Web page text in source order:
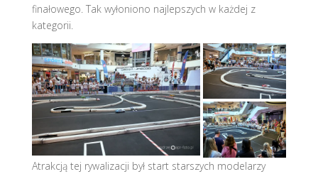
finałowego. Tak wyłoniono najlepszych w każdej z
kategorii.
Atrakcją tej rywalizacji był start starszych modelarzy